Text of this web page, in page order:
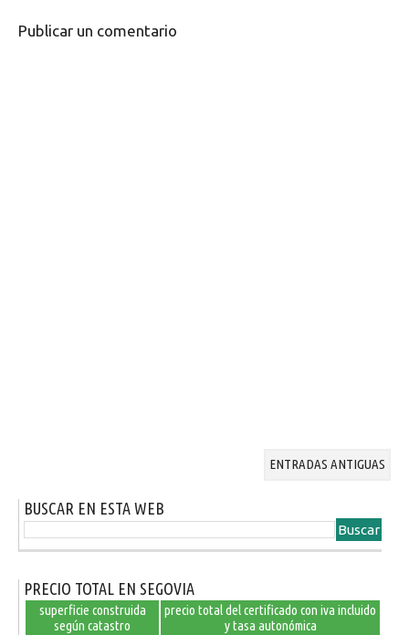
Publicar un comentario
ENTRADAS ANTIGUAS
BUSCAR EN ESTA WEB
PRECIO TOTAL EN SEGOVIA
superficie construida
según catastro
precio total del certificado con iva incluido
y tasa autonómica